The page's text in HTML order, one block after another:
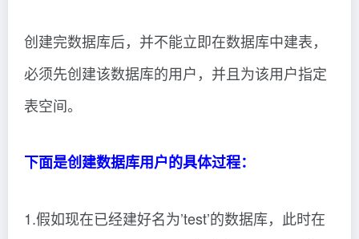
创建完数据库后，并不能立即在数据库中建表，
必须先创建该数据库的用户，并且为该用户指定
表空间。
下面是创建数据库用户的具体过程：
1.假如现在已经建好名为’test’的数据库，此时在